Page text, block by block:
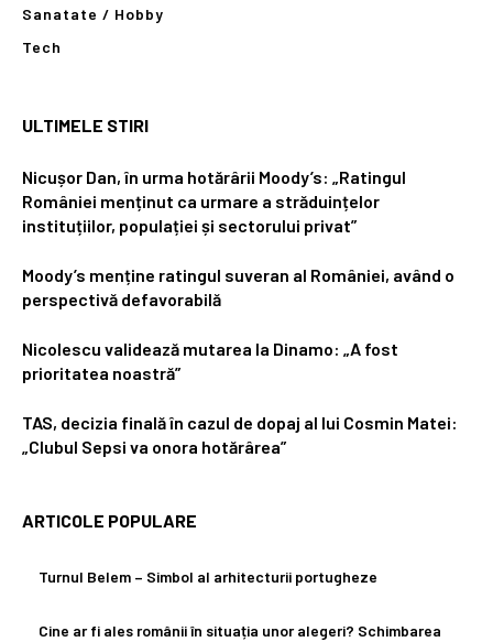
Sanatate / Hobby
Tech
ULTIMELE STIRI
Nicușor Dan, în urma hotărârii Moody’s: „Ratingul
României menținut ca urmare a străduințelor
instituțiilor, populației și sectorului privat”
Moody’s menține ratingul suveran al României, având o
perspectivă defavorabilă
Nicolescu validează mutarea la Dinamo: „A fost
prioritatea noastră”
TAS, decizia finală în cazul de dopaj al lui Cosmin Matei:
„Clubul Sepsi va onora hotărârea”
ARTICOLE POPULARE
Turnul Belem – Simbol al arhitecturii portugheze
Cine ar fi ales românii în situația unor alegeri? Schimbarea